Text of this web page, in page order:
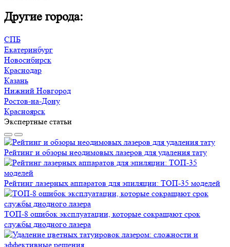
Другие города:
СПБ
Екатеринбург
Новосибирск
Краснодар
Казань
Нижний Новгород
Ростов-на-Дону
Красноярск
Экспертные статьи
Рейтинг и обзоры неодимовых лазеров для удаления тату
Рейтинг лазерных аппаратов для эпиляции: ТОП-35 моделей
ТОП-8 ошибок эксплуатации, которые сокращают срок
службы диодного лазера